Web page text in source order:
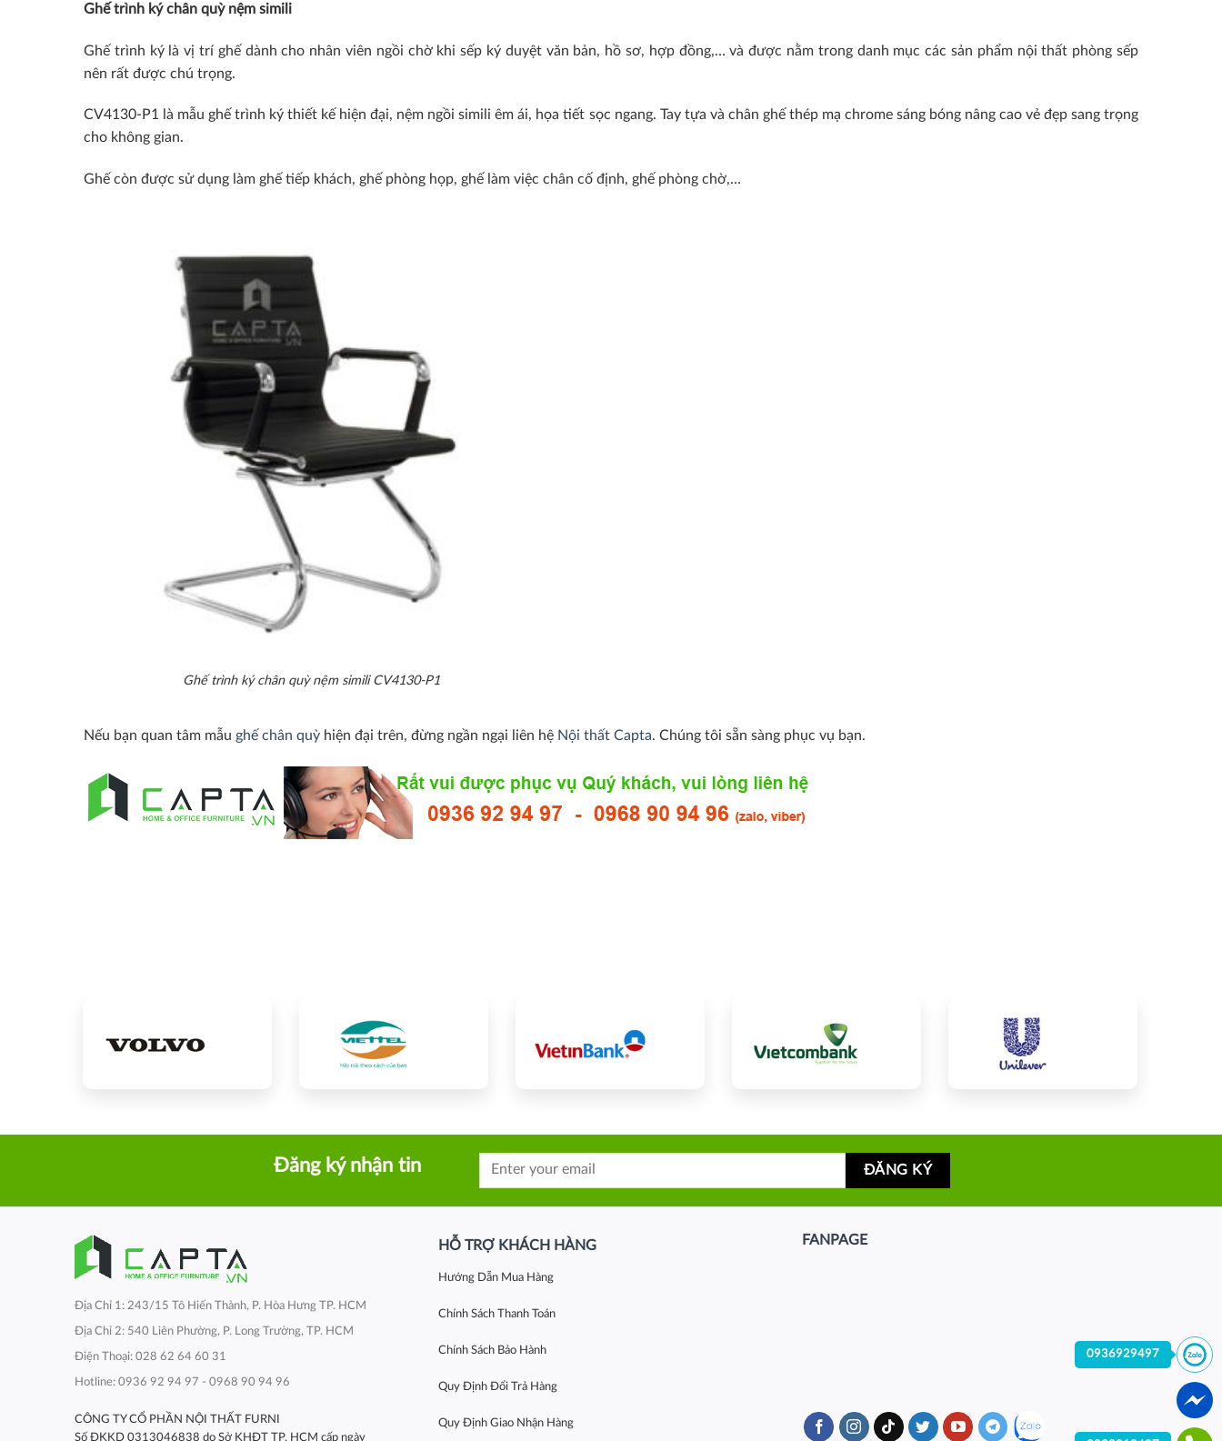
Ghế trình ký chân quỳ nệm simili
Ghế trình ký là vị trí ghế dành cho nhân viên ngồi chờ khi sếp ký duyệt văn bản, hồ sơ, hợp đồng,… và được nằm trong danh mục các sản phẩm nội thất phòng sếp
nên rất được chú trọng.
CV4130-P1 là mẫu ghế trình ký thiết kế hiện đại, nệm ngồi simili êm ái, họa tiết sọc ngang. Tay tựa và chân ghế thép mạ chrome sáng bóng nâng cao vẻ đẹp sang trọng
cho không gian.
Ghế còn được sử dụng làm ghế tiếp khách, ghế phòng họp, ghế làm việc chân cố định, ghế phòng chờ,…
Ghế trình ký chân quỳ nệm simili CV4130-P1
Nếu bạn quan tâm mẫu ghế chân quỳ hiện đại trên, đừng ngần ngại liên hệ Nội thất Capta. Chúng tôi sẵn sàng phục vụ bạn.
Đăng ký nhận tin
Địa Chỉ 1: 243/15 Tô Hiến Thành, P. Hòa Hưng TP. HCM
Địa Chỉ 2: 540 Liên Phường, P. Long Trường, TP. HCM
Điện Thoại: 028 62 64 60 31
Hotline: 0936 92 94 97 - 0968 90 94 96
CÔNG TY CỔ PHẦN NỘI THẤT FURNI
Số ĐKKD 0313046838 do Sở KHĐT TP. HCM cấp ngày
HỖ TRỢ KHÁCH HÀNG
Hướng Dẫn Mua Hàng
Chính Sách Thanh Toán
Chính Sách Bảo Hành
Quy Định Đổi Trả Hàng
Quy Định Giao Nhận Hàng
FANPAGE
0936929497